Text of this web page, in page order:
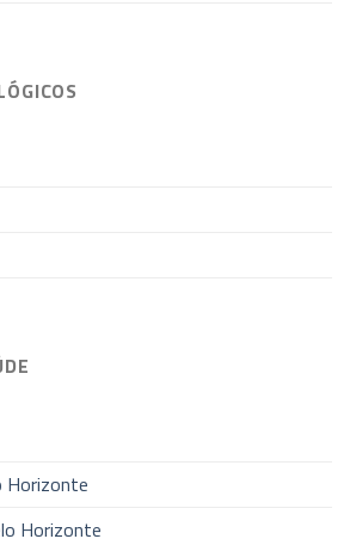
Horizonte
Horizonte